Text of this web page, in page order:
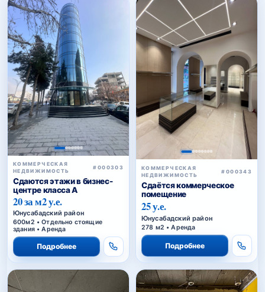
КОММЕРЧЕСКАЯ
НЕДВИЖИМОСТЬ
#000303
Сдаются этажи в бизнес-
центре класса A
20 за м2 у.е.
Юнусабадский район
600м2 • Отдельно стоящие
здания • Аренда
Подробнее
КОММЕРЧЕСКАЯ
НЕДВИЖИМОСТЬ
#000343
Сдаётся коммерческое
помещение
25 у.е.
Юнусабадский район
278 м2 • Аренда
Подробнее